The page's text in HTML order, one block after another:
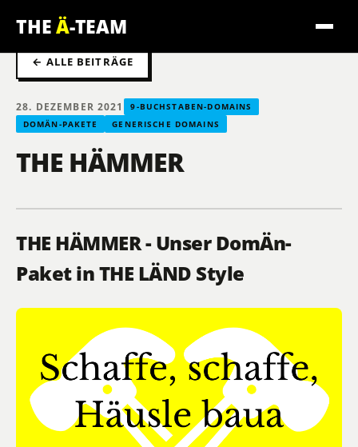
THEÄ-TEAM
← ALLE BEITRÄGE
28. DEZEMBER 2021
9-BUCHSTABEN-DOMAINS
DOMÄN-PAKETE
GENERISCHE DOMAINS
THE HÄMMER
THE HÄMMER - Unser DomÄn-
Paket in THE LÄND Style